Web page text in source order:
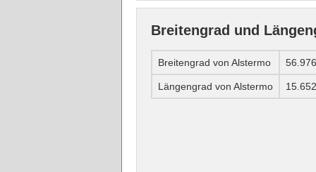
Breitengrad und
Breitengrad von Alstermo
Längengrad von Alstermo